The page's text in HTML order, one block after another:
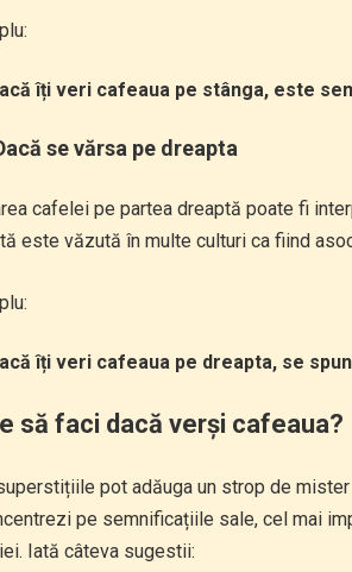
îți veri cafeaua pe stânga, este
se vărsa pe dreapta
cafelei pe partea dreaptă poate fi
este văzută în multe culturi ca fiind
îți veri cafeaua pe dreapta, se
să faci dacă verși cafeaua?
pot adăuga un strop de
pe semnificațiile sale, cel mai
Iată câteva sugestii: